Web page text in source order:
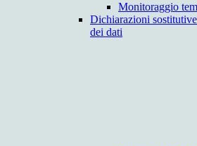
Monitoraggio
Dichiarazioni
dei dati